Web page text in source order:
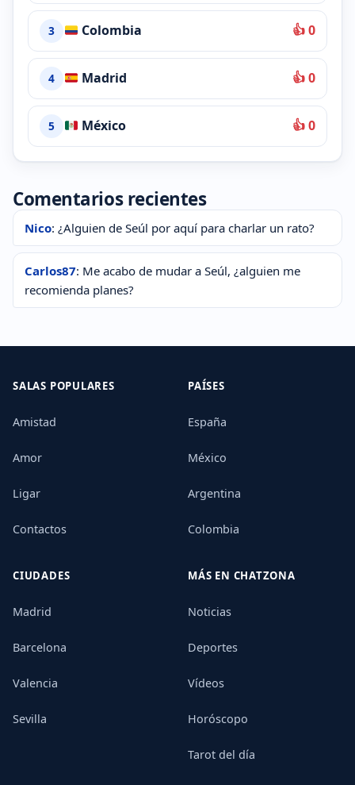
3 Colombia 👍 0
4 Madrid 👍 0
5 México 👍 0
Comentarios recientes
Nico: ¿Alguien de Seúl por aquí para charlar un rato?
Carlos87: Me acabo de mudar a Seúl, ¿alguien me
recomienda planes?
SALAS POPULARES
Amistad
Amor
Ligar
Contactos
PAÍSES
España
México
Argentina
Colombia
CIUDADES
Madrid
Barcelona
Valencia
Sevilla
MÁS EN CHATZONA
Noticias
Deportes
Vídeos
Horóscopo
Tarot del día